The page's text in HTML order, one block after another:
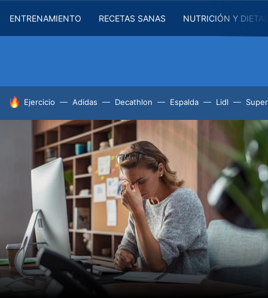
ENTRENAMIENTO RECETAS SANAS NUTRICIÓN Y
HOY SE HABLA DE
Ejercicio Adidas Decathlon Espalda Lidl